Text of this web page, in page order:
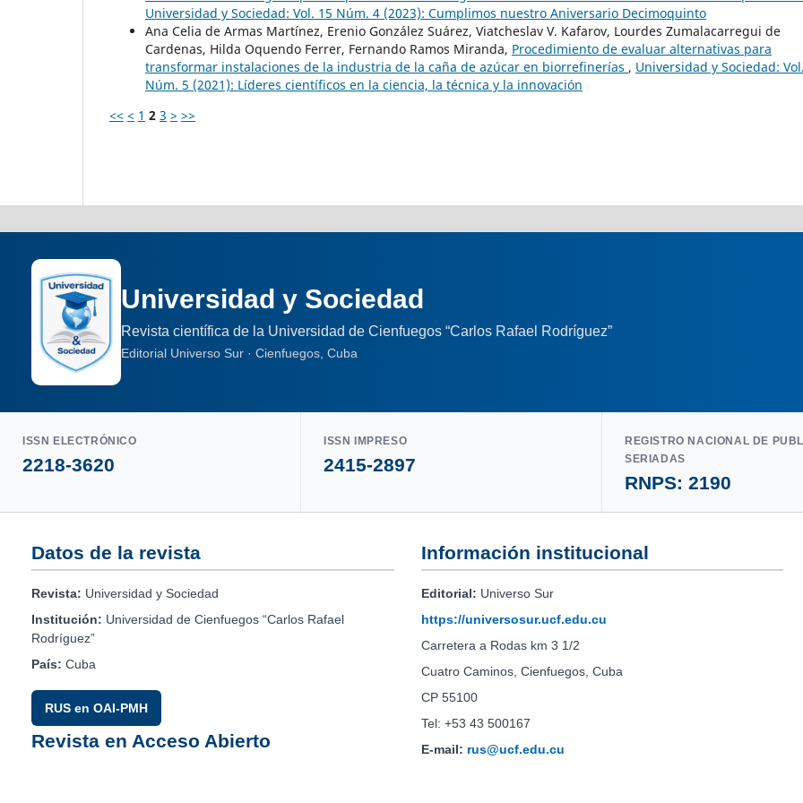
Universidad y Sociedad: Vol. 15 Núm. 4 (2023): Cumplimos nuestro Aniversario Decimoquinto
Ana Celia de Armas Martínez, Erenio González Suárez, Viatcheslav V. Kafarov, Lourdes Zumalacarregui de
Cardenas, Hilda Oquendo Ferrer, Fernando Ramos Miranda, Procedimiento de evaluar alternativas para
transformar instalaciones de la industria de la caña de azúcar en biorrefinerías , Universidad y Sociedad:
Núm. 5 (2021): Líderes científicos en la ciencia, la técnica y la innovación
<< < 1 2 3 > >>
Universidad y Sociedad
Revista científica de la Universidad de Cienfuegos “Carlos Rafael Rodríguez”
Editorial Universo Sur · Cienfuegos, Cuba
ISSN ELECTRÓNICO
2218-3620
ISSN IMPRESO
2415-2897
REGISTRO NACIONAL DE
SERIADAS
RNPS: 2190
Datos de la revista
Revista: Universidad y Sociedad
Institución: Universidad de Cienfuegos “Carlos Rafael
Rodríguez”
País: Cuba
RUS en OAI-PMH
Revista en Acceso Abierto
Información institucional
Editorial: Universo Sur
https://universosur.ucf.edu.cu
Carretera a Rodas km 3 1/2
Cuatro Caminos, Cienfuegos, Cuba
CP 55100
Tel: +53 43 500167
E-mail: rus@ucf.edu.cu